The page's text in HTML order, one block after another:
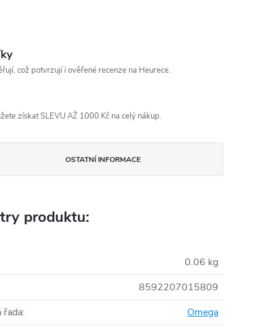
což potvrzují i ověřené recenze na Heurece.
získat SLEVU AŽ 1000 Kč na celý nákup.
OSTATNÍ INFORMACE
produktu:
0.06 kg
8592207015809
řada:
Omega